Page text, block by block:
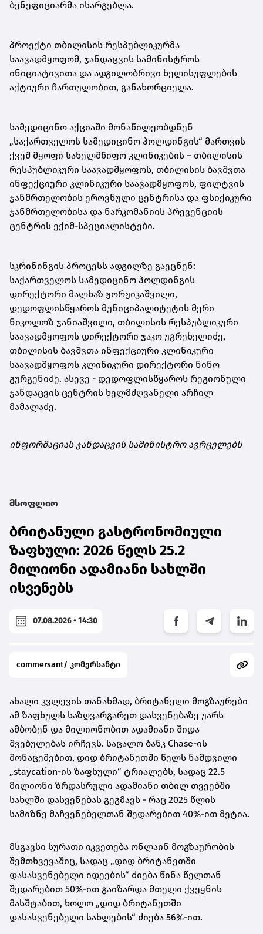
ბენეფიციარმა ისარგებლა.
პროექტი თბილისის რესპუბლიკურმა
საავადმყოფომ, ჯანდაცვის სამინისტროს
ინიციატივითა და ადგილობრივი ხელისუფლების
აქტიური ჩართულობით, განახორციელა.
სამედიცინო აქციაში მონაწილეობდნენ
„საქართველოს სამედიცინო ჰოლდინგის“ მართვის
ქვეშ მყოფი სახელმწიფო კლინიკების – თბილისის
რესპუბლიკური საავადმყოფოს, თბილისის ბავშვთა
ინფექციური კლინიკური საავადმყოფოს, ფილტვის
ჯანმრთელობის ეროვნული ცენტრისა და ფსიქიკური
ჯანმრთელობისა და ნარკომანიის პრევენციის
ცენტრის ექიმ-სპეციალისტები.
სკრინინგის პროცესს ადგილზე გაეცნენ:
საქართველოს სამედიცინო ჰოლდინგის
დირექტორი მალხაზ ჟორჟიკაშვილი,
დედოფლისწყაროს მუნიციპალიტეტის მერი
ნიკოლოზ ჯანიაშვილი, თბილისის რესპუბლიკური
საავადმყოფოს დირექტორი ჯაკო უგრეხელიძე,
თბილისის ბავშვთა ინფექციური კლინიკური
საავადმყოფოს კლინიკური დირექტორი ნინო
გურგენიძე. ასევე - დედოფლისწყაროს რეგიონული
ჯანდაცვის ცენტრის ხელმძღვანელი არჩილ
მამალაძე.
ინფორმაციას ჯანდაცვის სამინისტრო ავრცელებს
მსოფლიო
ბრიტანული გასტრონომიული
ზაფხული: 2026 წელს 25.2
მილიონი ადამიანი სახლში
ისვენებს
07.08.2026 • 14:30
commersant/ კომერსანტი
ახალი კვლევის თანახმად, ბრიტანელი მოგზაურები
ამ ზაფხულს საზღვარგარეთ დასვენებაზე უარს
ამბობენ და მილიონობით ადამიანი შიდა
შვებულებას ირჩევს. საცალო ბანკ Chase-ის
მონაცემებით, დიდ ბრიტანეთში წელს ნამდვილი
„staycation-ის ზაფხული“ ტრიალებს, სადაც 22.5
მილიონი ზრდასრული ადამიანი თბილ თვეებში
სახლში დასვენებას გეგმავს - რაც 2025 წლის
სამიზნე მაჩვენებელთან შედარებით 40%-ით მეტია.
მსგავსი სურათი იკვეთება ონლაინ მოგზაურობის
შემთხვევაშიც, სადაც „დიდ ბრიტანეთში
დასასვენებელი იდეების“ ძიება წინა წელთან
შედარებით 50%-ით გაიზარდა მთელი ქვეყნის
მასშტაბით, ხოლო „დიდ ბრიტანეთში
დასასვენებელი სახლების“ ძიება 56%-ით.